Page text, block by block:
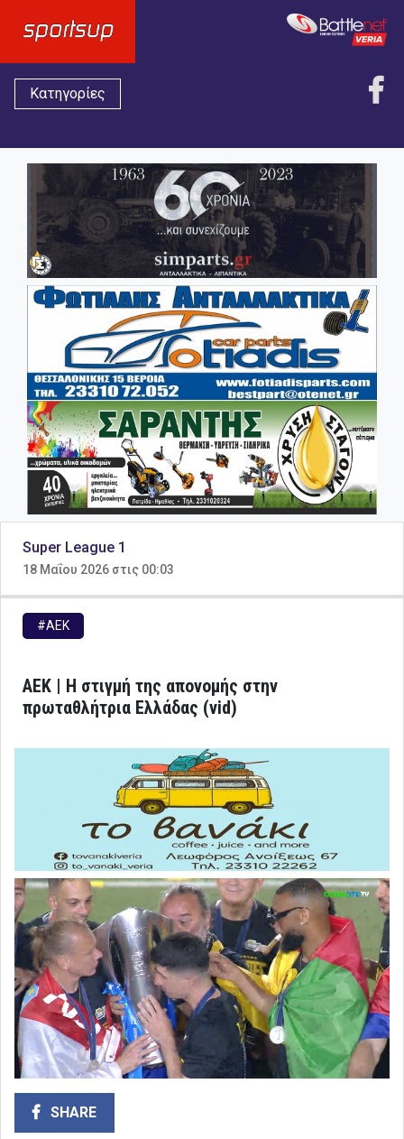
Κατηγορίες
Super League 1
18 Μαΐου 2026 στις 00:03
#ΑΕΚ
ΑΕΚ | Η στιγμή της απονομής στην
πρωταθλήτρια Ελλάδας (vid)
SHARE